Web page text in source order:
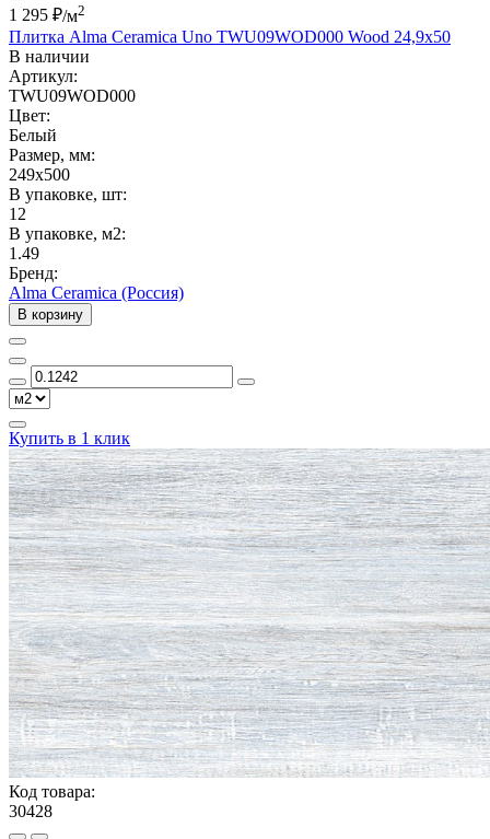
1 295 ₽/м2
Плитка Alma Ceramica Uno TWU09WOD000 Wood 24,9x50
В наличии
Артикул:
TWU09WOD000
Цвет:
Белый
Размер, мм:
249x500
В упаковке, шт:
12
В упаковке, м2:
1.49
Бренд:
Alma Ceramica (Россия)
В корзину
Купить в 1 клик
Код товара:
30428